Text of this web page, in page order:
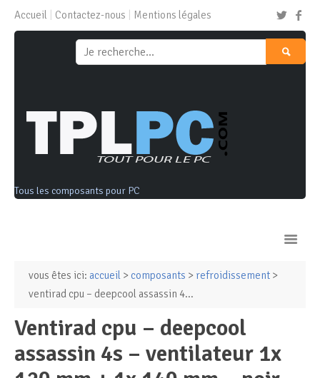
Accueil Contactez-nous Mentions légales
Tous les composants pour PC
Ordinateurs & Tablettes
PC de bureau Périphériques & Réseaux
vous êtes ici: accueil > composants > refroidissement >
ventirad cpu – deepcool assassin 4...
ventirad cpu – deepcool
assassin 4s – ventilateur 1x